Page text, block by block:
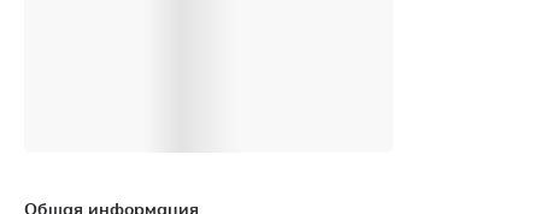
Общая информация